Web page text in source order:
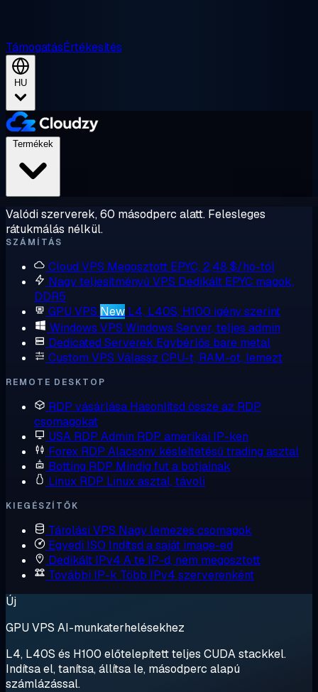
TámogatásÉrtékesítés
HU
Valódi szerverek, 60 másodperc alatt. Felesleges
rátukmálás nélkül.
SZÁMÍTÁS
Cloud VPS Megosztott EPYC, 2,48 $/hó-tól
Nagy teljesítményű VPS Dedikált EPYC magok,
DDR5
GPU VPS New L4, L40S, H100 igény szerint
Windows VPS Windows Server, teljes admin
Dedicated Serverek Egybérlős bare metal
Custom VPS Válassz CPU-t, RAM-ot, lemezt
REMOTE DESKTOP
RDP vásárlása Hasonlítsd össze az RDP
csomagokat
USA RDP Admin RDP amerikai IP-ken
Forex RDP Alacsony késleltetésű trading asztal
Botting RDP Mindig fut a botjainak
Linux RDP Linux asztal, távoli
KIEGÉSZÍTŐK
Tárolási VPS Nagy lemezes csomagok
Egyedi ISO Indítsd a saját image-ed
Dedikált IPv4 A te IP-d, nem megosztott
További IP-k Több IPv4 szerverenként
Új
GPU VPS AI-munkaterhelésekhez
L4, L40S és H100 előtelepített teljes CUDA stackkel.
Indítsa el, tanítsa, állítsa le, másodperc alapú
számlázással.